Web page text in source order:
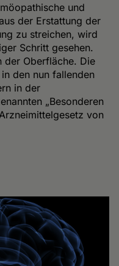
und
der Erstattung der
zu streichen, wird
Schritt gesehen.
der Oberfläche. Die
den nun fallenden
in der
„Besonderen
von